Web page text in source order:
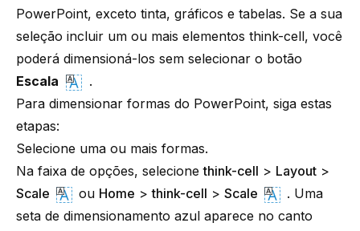
PowerPoint, exceto tinta, gráficos e tabelas. Se a sua
seleção incluir um ou mais elementos think-cell, você
poderá dimensioná-los sem selecionar o botão
Escala
.
Para dimensionar formas do PowerPoint, siga estas
etapas:
Selecione uma ou mais formas.
Na faixa de opções, selecionethink-cell > Layout >
Scale
ou Home >think-cell > Scale
. Uma
seta de dimensionamento azul aparece no canto